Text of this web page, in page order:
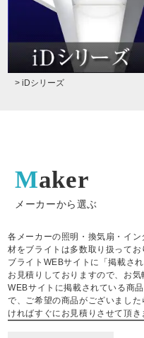
> iDシリーズ
Maker
メーカーから選ぶ
各メーカーの照明・換気扇・イ
材をブライトは多数取り扱ってお
ブライトWEBサイトに「掲載さ
お見積りしておりますので、お
WEBサイトに掲載されている商
で、ご希望の商品がございまし
ければすぐにお見積りさせて頂き